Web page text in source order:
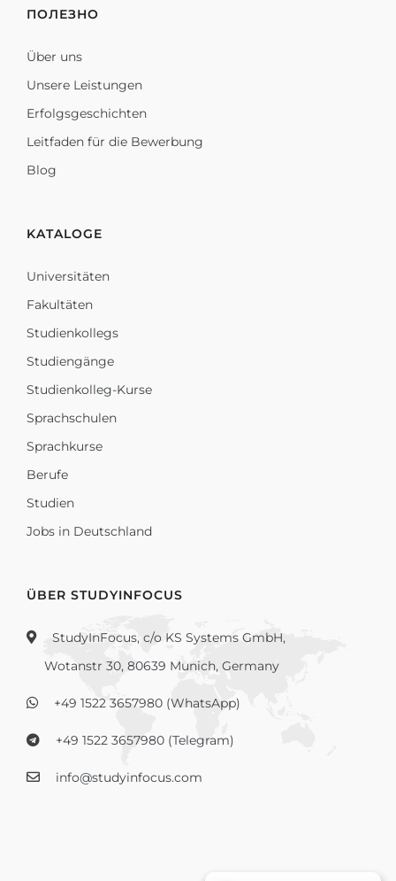
ПОЛЕЗНО
Über uns
Unsere Leistungen
Erfolgsgeschichten
Leitfaden für die Bewerbung
Blog
KATALOGE
Universitäten
Fakultäten
Studienkollegs
Studiengänge
Studienkolleg-Kurse
Sprachschulen
Sprachkurse
Berufe
Studien
Jobs in Deutschland
ÜBER STUDYINFOCUS
StudyInFocus, c/o KS Systems GmbH,
Wotanstr 30, 80639 Munich, Germany
+49 1522 3657980 (WhatsApp)
+49 1522 3657980 (Telegram)
info@studyinfocus.com